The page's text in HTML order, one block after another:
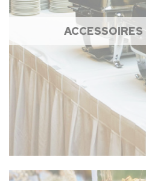
ACCESSOIRES